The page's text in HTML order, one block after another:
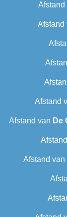
Afstand
Afstand
Afstand
Afstand van De
Afstand van